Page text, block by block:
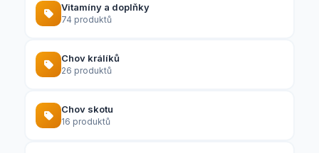
Vitamíny a doplňky
74 produktů
Chov králíků
26 produktů
Chov skotu
16 produktů